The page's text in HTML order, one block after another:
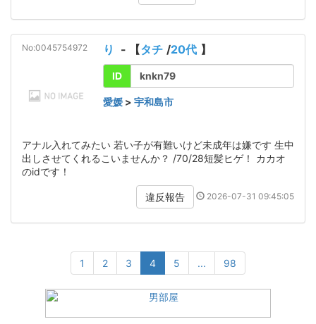
No:0045754972 り - 【タチ /20代 】
ID knkn79
愛媛 > 宇和島市
アナル入れてみたい 若い子が有難いけど未成年は嫌です 生中
出しさせてくれるこいませんか？ /70/28短髪ヒゲ！ カカオ
のidです！
違反報告 2026-07-31 09:45:05
1 2 3 4 5 ... 98